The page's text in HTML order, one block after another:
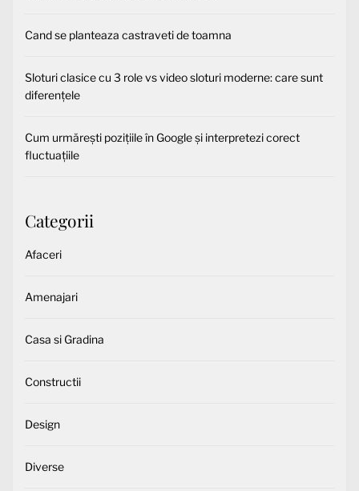
Cand se planteaza castraveti de toamna
Sloturi clasice cu 3 role vs video sloturi moderne: care sunt
diferențele
Cum urmărești pozițiile în Google și interpretezi corect
fluctuațiile
Categorii
Afaceri
Amenajari
Casa si Gradina
Constructii
Design
Diverse